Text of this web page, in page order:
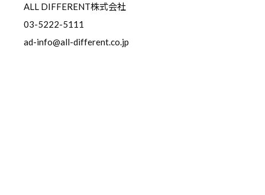
ALL DIFFERENT株式会社
03-5222-5111
ad-info@all-different.co.jp